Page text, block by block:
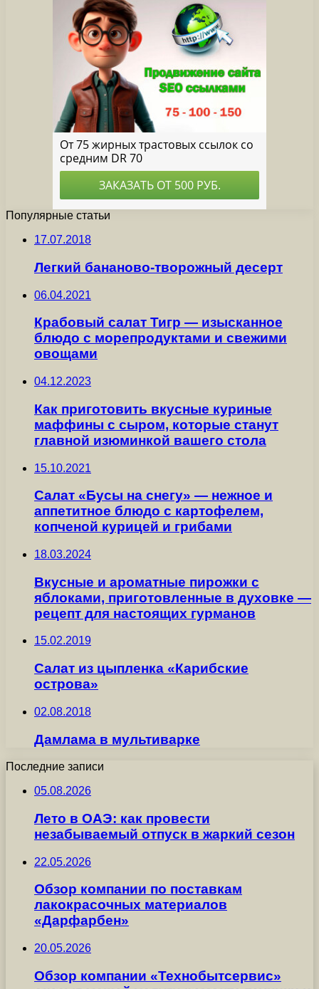
Популярные статьи
17.07.2018
Легкий бананово-творожный десерт
06.04.2021
Крабовый салат Тигр — изысканное
блюдо с морепродуктами и свежими
овощами
04.12.2023
Как приготовить вкусные куриные
маффины с сыром, которые станут
главной изюминкой вашего стола
15.10.2021
Салат «Бусы на снегу» — нежное и
аппетитное блюдо с картофелем,
копченой курицей и грибами
18.03.2024
Вкусные и ароматные пирожки с
яблоками, приготовленные в духовке —
рецепт для настоящих гурманов
15.02.2019
Салат из цыпленка «Карибские
острова»
02.08.2018
Дамлама в мультиварке
Последние записи
05.08.2026
Лето в ОАЭ: как провести
незабываемый отпуск в жаркий сезон
22.05.2026
Обзор компании по поставкам
лакокрасочных материалов
«Дарфарбен»
20.05.2026
Обзор компании «Технобытсервис»